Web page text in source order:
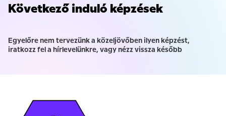
Következő induló képzések
Egyelőre nem tervezünk a közeljövőben ilyen képzést,
iratkozz fel a hírlevelünkre, vagy nézz vissza később